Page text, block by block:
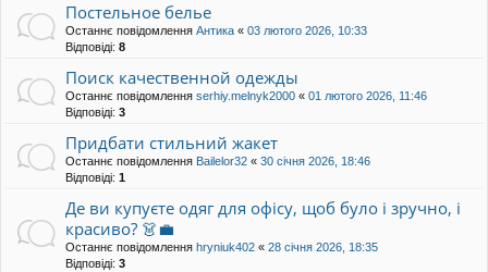
Постельное белье
Останнє повідомлення Антика « 03 лютого 2026, 10:33
Відповіді: 8
Поиск качественной одежды
Останнє повідомлення serhiy.melnyk2000 « 01 лютого 2026, 11:46
Відповіді: 3
Придбати стильний жакет
Останнє повідомлення Bailelor32 « 30 січня 2026, 18:46
Відповіді: 1
Де ви купуєте одяг для офісу, щоб було і зручно, і
красиво? 👗💼
Останнє повідомлення hryniuk402 « 28 січня 2026, 18:35
Відповіді: 3